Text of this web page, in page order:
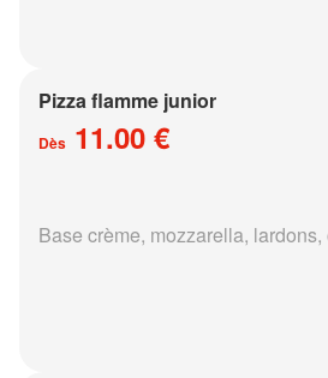
Pizza flamme junior
Dès 11.00 €
Base crème, mozzarella,